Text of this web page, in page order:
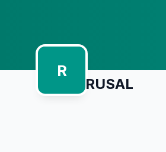
R
RUSAL